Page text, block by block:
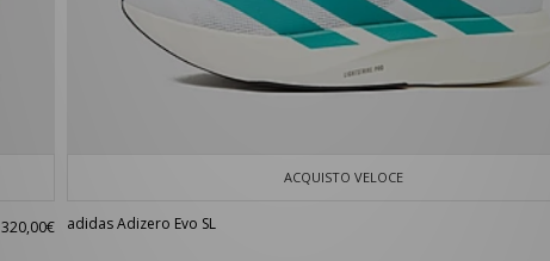
320,00€
ACQUISTO VELOCE
adidas Adizero Evo SL